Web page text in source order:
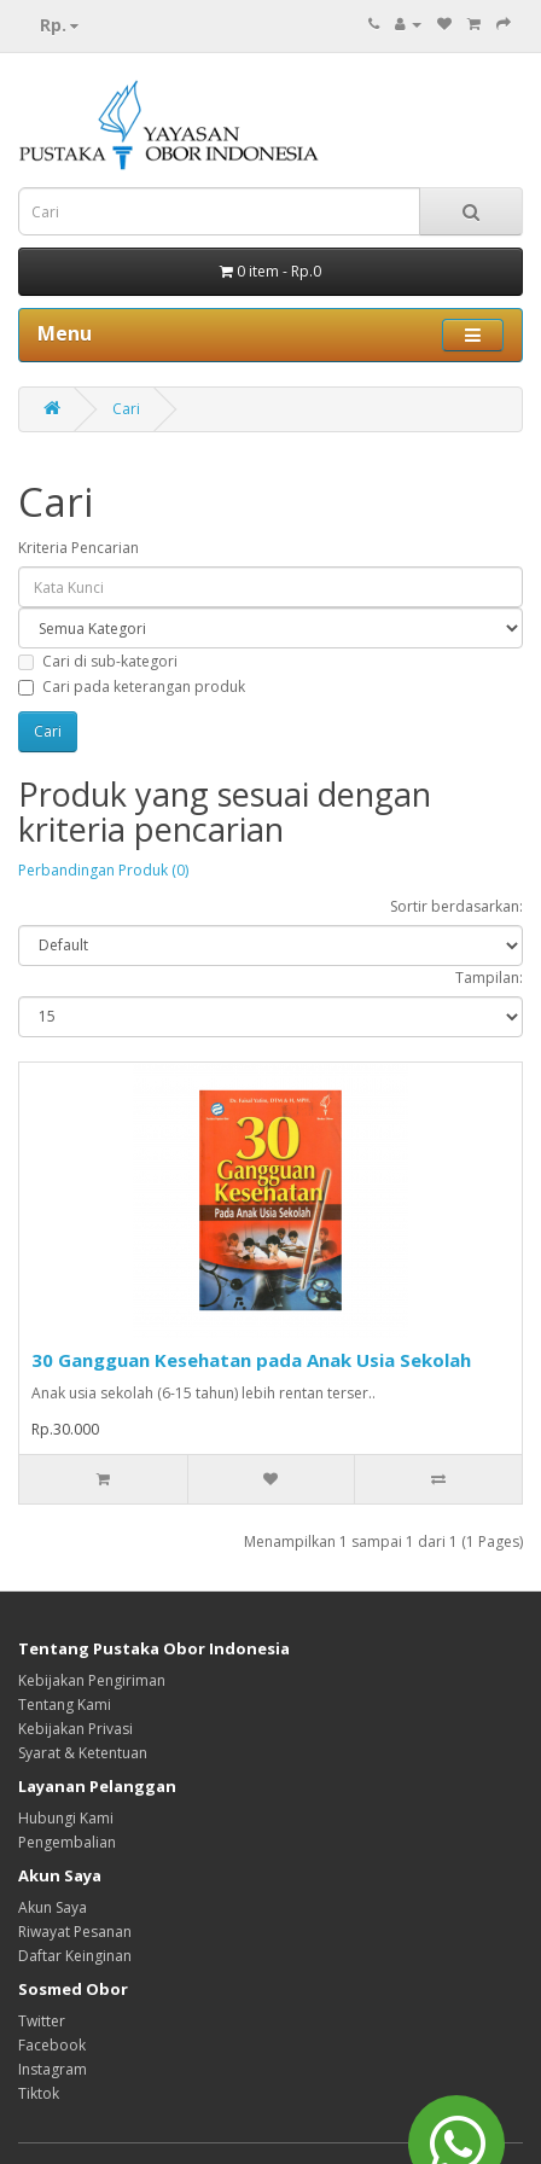
Rp.
0 item - Rp.0
Menu
Cari
Cari
Kriteria Pencarian
Cari di sub-kategori
Cari pada keterangan produk
Produk yang sesuai dengan
kriteria pencarian
Perbandingan Produk (0)
Sortir berdasarkan:
Tampilan:
30 Gangguan Kesehatan pada Anak Usia Sekolah
Anak usia sekolah (6-15 tahun) lebih rentan terser..
Rp.30.000
Menampilkan 1 sampai 1 dari 1 (1 Pages)
Tentang Pustaka Obor Indonesia
Kebijakan Pengiriman
Tentang Kami
Kebijakan Privasi
Syarat & Ketentuan
Layanan Pelanggan
Hubungi Kami
Pengembalian
Akun Saya
Akun Saya
Riwayat Pesanan
Daftar Keinginan
Sosmed Obor
Twitter
Facebook
Instagram
Tiktok